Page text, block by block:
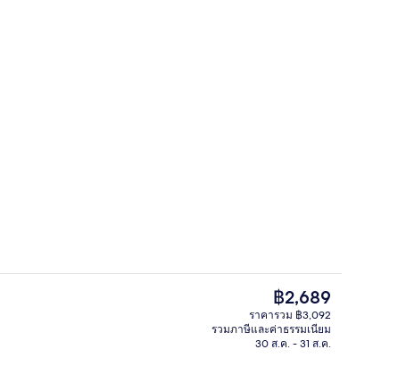
สถานที่จัดงานประชุม
ราคา
ปัจจุบัน
฿2,689
฿2,689
ราคารวม ฿3,092
รวมภาษีและค่าธรรมเนียม
30 ส.ค. - 31 ส.ค.